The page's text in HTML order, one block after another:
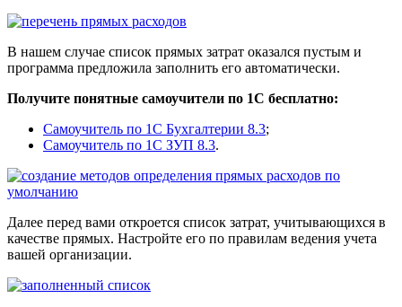
В нашем случае список прямых затрат оказался пустым и
программа предложила заполнить его автоматически.
Получите понятные самоучители по 1С бесплатно:
Самоучитель по 1С Бухгалтерии 8.3;
Самоучитель по 1С ЗУП 8.3.
Далее перед вами откроется список затрат, учитывающихся в
качестве прямых. Настройте его по правилам ведения учета
вашей организации.